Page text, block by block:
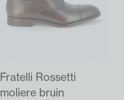
Fratelli Rossetti
moliere bruin